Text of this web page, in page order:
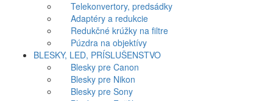
Telekonvertory, predsádky
Adaptéry a redukcie
Redukčné krúžky na filtre
Púzdra na objektívy
BLESKY, LED, PRÍSLUŠENSTVO
Blesky pre Canon
Blesky pre Nikon
Blesky pre Sony